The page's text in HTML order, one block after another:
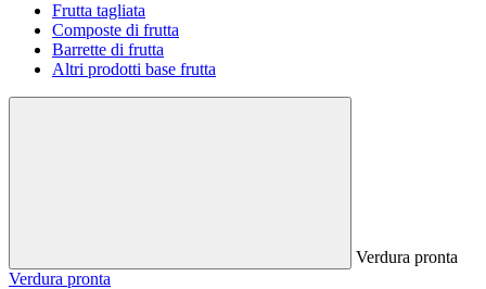
Frutta tagliata
Composte di frutta
Barrette di frutta
Altri prodotti base frutta
Verdura pronta
Verdura pronta